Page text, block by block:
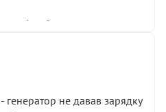
системи
поруч і жодної реальної
Після
не давав зарядку